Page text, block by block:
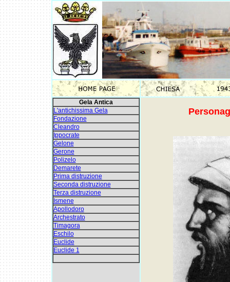
Gela Antica
L'antichissima Gela
Fondazione
Cleandro
Ippocrate
Gelone
Gerone
Polizelo
Demarete
Prima distruzione
Seconda distruzione
Terza distruzione
Ismene
Apollodoro
Archestrato
Timagora
Eschilo
Euclide
Euclide 1